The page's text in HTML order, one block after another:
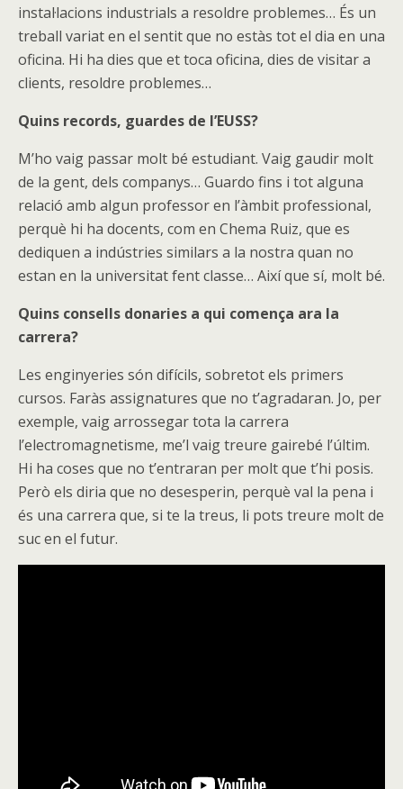
instal·lacions industrials a resoldre problemes… És un
treball variat en el sentit que no estàs tot el dia en una
oficina. Hi ha dies que et toca oficina, dies de visitar a
clients, resoldre problemes…
Quins records, guardes de l’EUSS?
M’ho vaig passar molt bé estudiant. Vaig gaudir molt
de la gent, dels companys… Guardo fins i tot alguna
relació amb algun professor en l’àmbit professional,
perquè hi ha docents, com en Chema Ruiz, que es
dediquen a indústries similars a la nostra quan no
estan en la universitat fent classe… Així que sí, molt bé.
Quins consells donaries a qui comença ara la
carrera?
Les enginyeries són difícils, sobretot els primers
cursos. Faràs assignatures que no t’agradaran. Jo, per
exemple, vaig arrossegar tota la carrera
l’electromagnetisme, me’l vaig treure gairebé l’últim.
Hi ha coses que no t’entraran per molt que t’hi posis.
Però els diria que no desesperin, perquè val la pena i
és una carrera que, si te la treus, li pots treure molt de
suc en el futur.